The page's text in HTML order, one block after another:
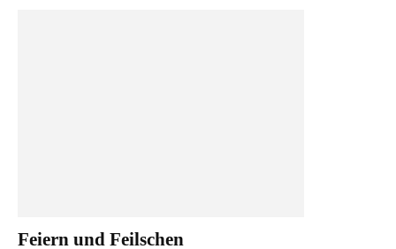
Feiern und Feilschen